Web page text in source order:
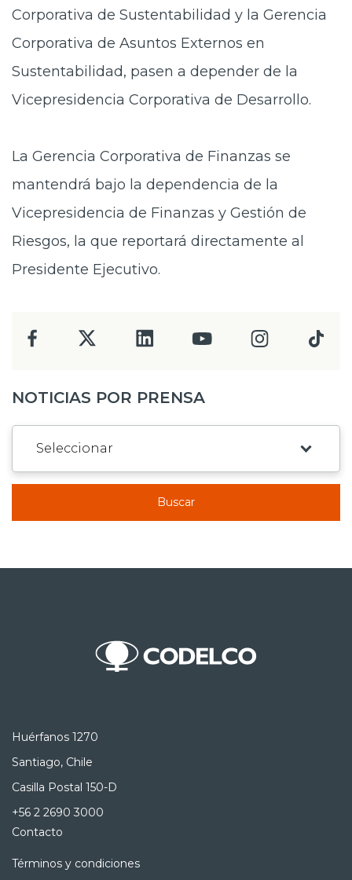
Corporativa de Sustentabilidad y la Gerencia
Corporativa de Asuntos Externos en
Sustentabilidad, pasen a depender de la
Vicepresidencia Corporativa de Desarrollo.
La Gerencia Corporativa de Finanzas se
mantendrá bajo la dependencia de la
Vicepresidencia de Finanzas y Gestión de
Riesgos, la que reportará directamente al
Presidente Ejecutivo.
NOTICIAS POR PRENSA
Buscar
Huérfanos 1270
Santiago, Chile
Casilla Postal 150-D
+56 2 2690 3000
Contacto
Términos y condiciones